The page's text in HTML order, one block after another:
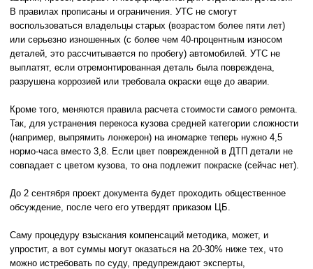
В правилах прописаны и ограничения. УТС не смогут
воспользоваться владельцы старых (возрастом более пяти лет)
или серьезно изношенных (с более чем 40-процентным износом
деталей, это рассчитывается по пробегу) автомобилей. УТС не
выплатят, если отремонтированная деталь была повреждена,
разрушена коррозией или требовала окраски еще до аварии.
Кроме того, меняются правила расчета стоимости самого ремонта.
Так, для устранения перекоса кузова средней категории сложности
(например, выпрямить лонжерон) на иномарке теперь нужно 4,5
нормо-часа вместо 3,8. Если цвет поврежденной в ДТП детали не
совпадает с цветом кузова, то она подлежит покраске (сейчас нет).
До 2 сентября проект документа будет проходить общественное
обсуждение, после чего его утвердят приказом ЦБ.
Саму процедуру взыскания компенсаций методика, может, и
упростит, а вот суммы могут оказаться на 20-30% ниже тех, что
можно истребовать по суду, предупреждают эксперты,